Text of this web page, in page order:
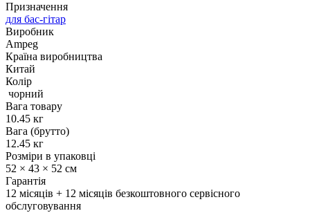
Призначення
для бас-гітар
Виробник
Ampeg
Країна виробництва
Китай
Колір
чорний
Вага товару
10.45 кг
Вага (брутто)
12.45 кг
Розміри в упаковці
52 × 43 × 52 см
Гарантія
12 місяців + 12 місяців безкоштовного сервісного
обслуговування